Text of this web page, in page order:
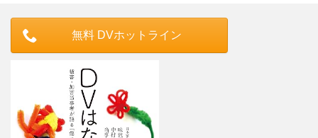
無料 DVホットライン